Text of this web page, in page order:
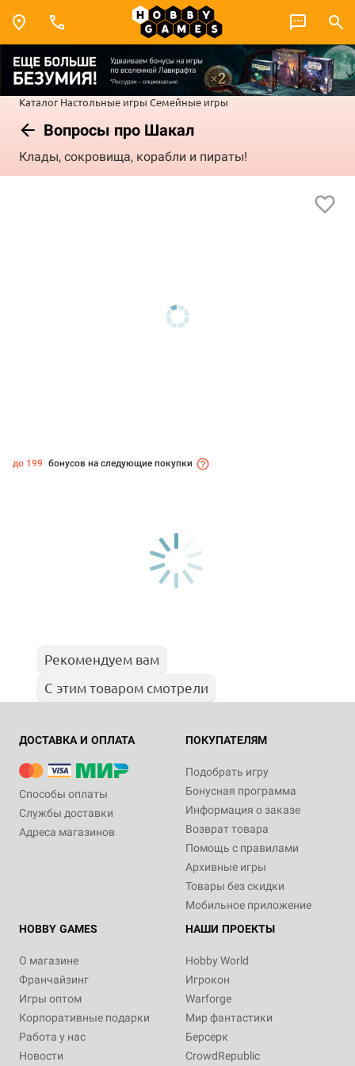
Каталог Настольные игры Семейные игры
Вопросы про Шакал
Клады, сокровища, корабли и пираты!
до 199 бонусов на следующие покупки
Рекомендуем вам
С этим товаром смотрели
ДОСТАВКА И ОПЛАТА
Способы оплаты
Службы доставки
Адреса магазинов
ПОКУПАТЕЛЯМ
Подобрать игру
Бонусная программа
Информация о заказе
Возврат товара
Помощь с правилами
Архивные игры
Товары без скидки
Мобильное приложение
HOBBY GAMES
О магазине
Франчайзинг
Игры оптом
Корпоративные подарки
Работа у нас
Новости
НАШИ ПРОЕКТЫ
Hobby World
Игрокон
Warforge
Мир фантастики
Берсерк
CrowdRepublic